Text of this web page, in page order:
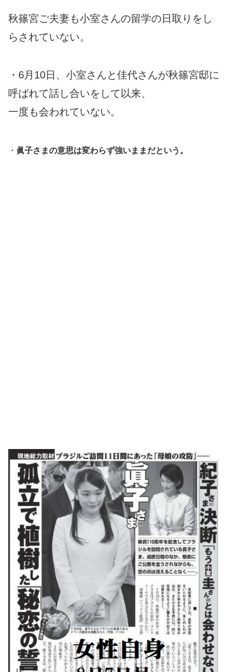
秋篠宮ご夫妻も小室さんの留学の日取りをし
らされていない。
・6月10日、小室さんと佳代さんが秋篠宮邸に
呼ばれて話し合いをして以来、
一度も会われていない。
・ 眞子さまの意思は変わらず強いままだという。